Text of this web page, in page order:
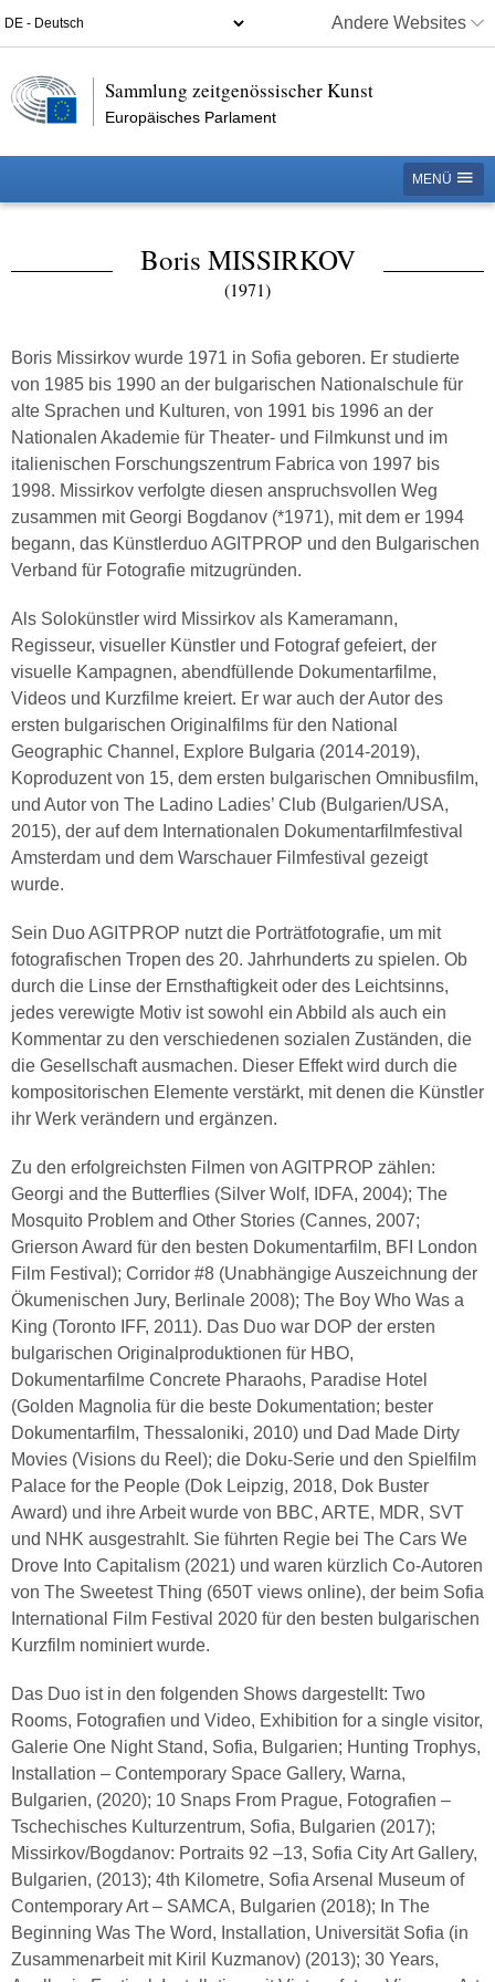
Andere Websites
Sammlung zeitgenössischer Kunst
Europäisches Parlament
MENÜ
Boris MISSIRKOV
(1971)
Boris Missirkov wurde 1971 in Sofia geboren. Er studierte
von 1985 bis 1990 an der bulgarischen Nationalschule für
alte Sprachen und Kulturen, von 1991 bis 1996 an der
Nationalen Akademie für Theater- und Filmkunst und im
italienischen Forschungszentrum Fabrica von 1997 bis
1998. Missirkov verfolgte diesen anspruchsvollen Weg
zusammen mit Georgi Bogdanov (*1971), mit dem er 1994
begann, das Künstlerduo AGITPROP und den Bulgarischen
Verband für Fotografie mitzugründen.
Als Solokünstler wird Missirkov als Kameramann,
Regisseur, visueller Künstler und Fotograf gefeiert, der
visuelle Kampagnen, abendfüllende Dokumentarfilme,
Videos und Kurzfilme kreiert. Er war auch der Autor des
ersten bulgarischen Originalfilms für den National
Geographic Channel, Explore Bulgaria (2014-2019),
Koproduzent von 15, dem ersten bulgarischen Omnibusfilm,
und Autor von The Ladino Ladies’ Club (Bulgarien/USA,
2015), der auf dem Internationalen Dokumentarfilmfestival
Amsterdam und dem Warschauer Filmfestival gezeigt
wurde.
Sein Duo AGITPROP nutzt die Porträtfotografie, um mit
fotografischen Tropen des 20. Jahrhunderts zu spielen. Ob
durch die Linse der Ernsthaftigkeit oder des Leichtsinns,
jedes verewigte Motiv ist sowohl ein Abbild als auch ein
Kommentar zu den verschiedenen sozialen Zuständen, die
die Gesellschaft ausmachen. Dieser Effekt wird durch die
kompositorischen Elemente verstärkt, mit denen die Künstler
ihr Werk verändern und ergänzen.
Zu den erfolgreichsten Filmen von AGITPROP zählen:
Georgi and the Butterflies (Silver Wolf, IDFA, 2004); The
Mosquito Problem and Other Stories (Cannes, 2007;
Grierson Award für den besten Dokumentarfilm, BFI London
Film Festival); Corridor #8 (Unabhängige Auszeichnung der
Ökumenischen Jury, Berlinale 2008); The Boy Who Was a
King (Toronto IFF, 2011). Das Duo war DOP der ersten
bulgarischen Originalproduktionen für HBO,
Dokumentarfilme Concrete Pharaohs, Paradise Hotel
(Golden Magnolia für die beste Dokumentation; bester
Dokumentarfilm, Thessaloniki, 2010) und Dad Made Dirty
Movies (Visions du Reel); die Doku-Serie und den Spielfilm
Palace for the People (Dok Leipzig, 2018, Dok Buster
Award) und ihre Arbeit wurde von BBC, ARTE, MDR, SVT
und NHK ausgestrahlt. Sie führten Regie bei The Cars We
Drove Into Capitalism (2021) und waren kürzlich Co-Autoren
von The Sweetest Thing (650T views online), der beim Sofia
International Film Festival 2020 für den besten bulgarischen
Kurzfilm nominiert wurde.
Das Duo ist in den folgenden Shows dargestellt: Two
Rooms, Fotografien und Video, Exhibition for a single visitor,
Galerie One Night Stand, Sofia, Bulgarien; Hunting Trophys,
Installation – Contemporary Space Gallery, Warna,
Bulgarien, (2020); 10 Snaps From Prague, Fotografien –
Tschechisches Kulturzentrum, Sofia, Bulgarien (2017);
Missirkov/Bogdanov: Portraits 92 –13, Sofia City Art Gallery,
Bulgarien, (2013); 4th Kilometre, Sofia Arsenal Museum of
Contemporary Art – SAMCA, Bulgarien (2018); In The
Beginning Was The Word, Installation, Universität Sofia (in
Zusammenarbeit mit Kiril Kuzmanov) (2013); 30 Years,